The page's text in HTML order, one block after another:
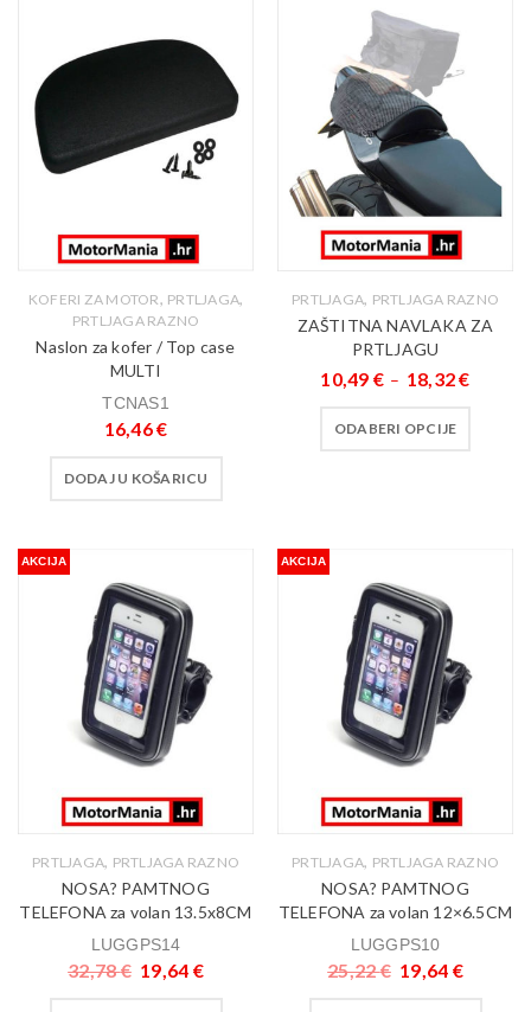
KOFERI ZA MOTOR, PRTLJAGA,
PRTLJAGA RAZNO
Naslon za kofer / Top case
MULTI
TCNAS1
16,46€
DODAJ U KOŠARICU
PRTLJAGA, PRTLJAGA RAZNO
ZAŠTITNA NAVLAKA ZA
PRTLJAGU
10,49 € – 18,32€
ODABERI OPCIJE
AKCIJA
PRTLJAGA, PRTLJAGA RAZNO
NOSA? PAMTNOG
TELEFONA za volan 13.5x8CM
LUGGPS14
32,78€ 19,64 €
AKCIJA
PRTLJAGA, PRTLJAGA RAZNO
NOSA? PAMTNOG
TELEFONA za volan 12×6.5CM
LUGGPS10
25,22€ 19,64 €